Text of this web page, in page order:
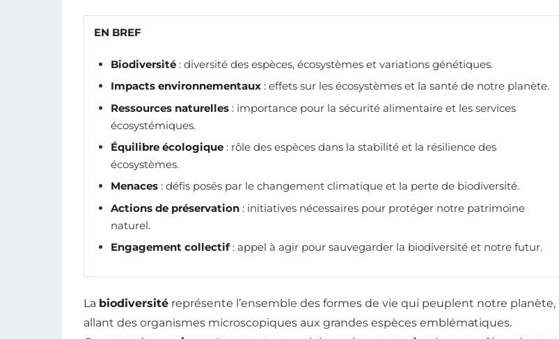
EN BREF
Biodiversité : diversité des espèces, écosystèmes et variations génétiques.
Impacts environnementaux : effets sur les écosystèmes et la santé de notre planète.
Ressources naturelles : importance pour la sécurité alimentaire et les services
écosystémiques.
Équilibre écologique : rôle des espèces dans la stabilité et la résilience des
écosystèmes.
Menaces : défis posés par le changement climatique et la perte de biodiversité.
Actions de préservation : initiatives nécessaires pour protéger notre patrimoine
naturel.
Engagement collectif: appel à agir pour sauvegarder la biodiversité et notre futur.
La biodiversité représente l’ensemble des formes de vie qui peuplent notre planète,
allant des organismes microscopiques aux grandes espèces emblématiques.